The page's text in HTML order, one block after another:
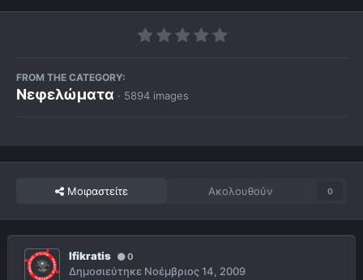
FROM THE CATEGORY:
Νεφελώματα · 5894 images
Μοιραστείτε Ακολουθούν 0
Ifikratis 0
Δημοσιεύτηκε Νοέμβριος 14, 2009